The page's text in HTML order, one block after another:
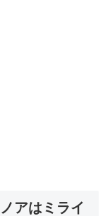
アはミライ